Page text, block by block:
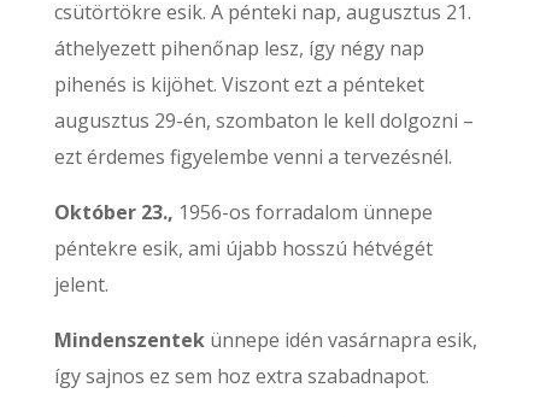
csütörtökre esik. A pénteki nap, augusztus 21.
áthelyezett pihenőnap lesz, így négy nap
pihenés is kijöhet. Viszont ezt a pénteket
augusztus 29-én, szombaton le kell dolgozni –
ezt érdemes figyelembe venni a tervezésnél.
Október 23., 1956-os forradalom ünnepe
péntekre esik, ami újabb hosszú hétvégét
jelent.
Mindenszentekünnepe idén vasárnapra esik,
így sajnos ez sem hoz extra szabadnapot.